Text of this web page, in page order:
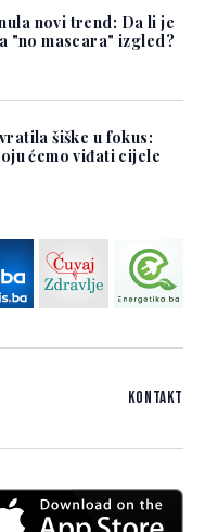
novi trend: Da li je
"no mascara" izgled?
šiške u fokus:
ćemo viđati cijele
Kontakt